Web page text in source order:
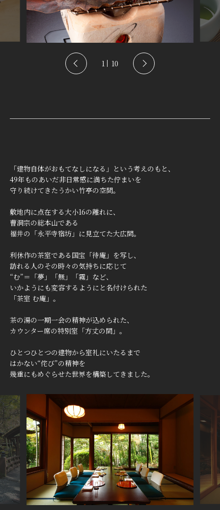
1 10
「建物自体がおもてなしになる」という考えのもと、
49年ものあいだ非日常感に満ちた佇まいを
守り続けてきたうかい竹亭の空間。
敷地内に点在する大小16の離れに、
曹洞宗の総本山である
福井の「永平寺宿坊」に見立てた大広間。
利休作の茶室である国宝「待庵」を写し、
訪れる人のその時々の気持ちに応じて
“む”＝「夢」「無」「霧」など、
いかようにも変容するようにと名付けられた
「茶室 む庵」。
茶の湯の一期一会の精神が込められた、
カウンター席の特別室「方丈の間」。
ひとつひとつの建物から室礼にいたるまで
はかない“侘び”の精神を
幾重にもめぐらせた世界を構築してきました。